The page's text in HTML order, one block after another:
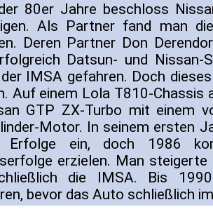
80er Jahre beschloss
Als Partner fand man
Deren Partner Don
Datsun- und Nissan-
IMSA gefahren. Doch
Auf einem Lola T810-Chassis
GTP ZX-Turbo mit einem
Motor. In seinem ersten
Erfolge ein, doch 1986
erzielen. Man
die IMSA. Bis
bevor das Auto schließlich